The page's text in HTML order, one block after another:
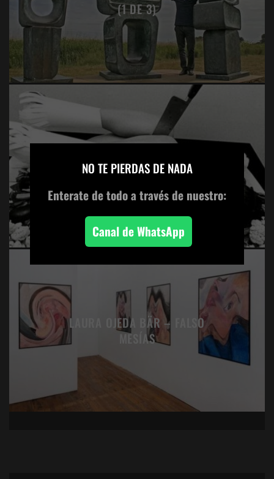
(1 DE 3)
LOS KARAMAZOFFS
LAURA OJEDA BÄR – FALSO
MESÍAS
NO TE PIERDAS DE NADA
Enterate de todoa través de nuestro:
Canal de WhatsApp